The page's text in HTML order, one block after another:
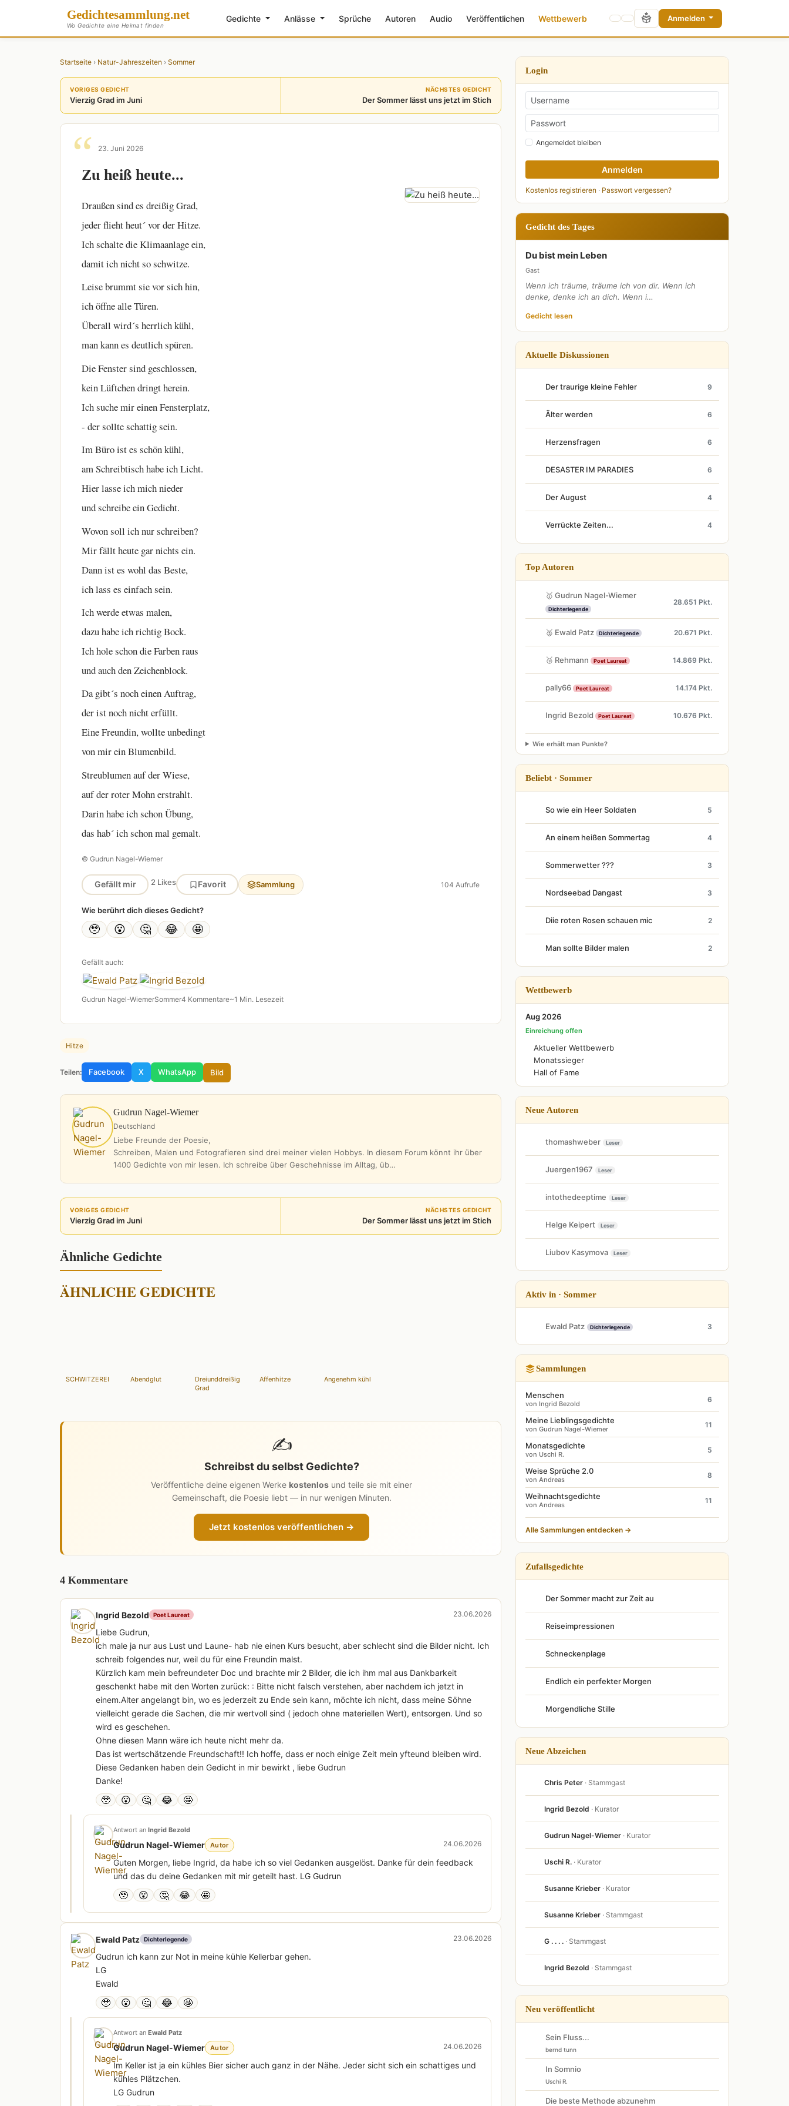
Gedichtesammlung.net
Wo Gedichte eine Heimat finden
Gedichte Anlässe Sprüche Autoren Audio Veröffentlichen Wettbewerb Anmelden
Startseite › Natur-Jahreszeiten › Sommer
VORIGES GEDICHT
Vierzig Grad im Juni
NÄCHSTES GEDICHT
Der Sommer lässt uns jetzt im Stich
23. Juni 2026
Zu heiß heute...
Draußen sind es dreißig Grad,
jeder flieht heut´ vor der Hitze.
Ich schalte die Klimaanlage ein,
damit ich nicht so schwitze.
Leise brummt sie vor sich hin,
ich öffne alle Türen.
Überall wird´s herrlich kühl,
man kann es deutlich spüren.
Die Fenster sind geschlossen,
kein Lüftchen dringt herein.
Ich suche mir einen Fensterplatz,
- der sollte schattig sein.
Im Büro ist es schön kühl,
am Schreibtisch habe ich Licht.
Hier lasse ich mich nieder
und schreibe ein Gedicht.
Wovon soll ich nur schreiben?
Mir fällt heute gar nichts ein.
Dann ist es wohl das Beste,
ich lass es einfach sein.
Ich werde etwas malen,
dazu habe ich richtig Bock.
Ich hole schon die Farben raus
und auch den Zeichenblock.
Da gibt´s noch einen Auftrag,
der ist noch nicht erfüllt.
Eine Freundin, wollte unbedingt
von mir ein Blumenbild.
Streublumen auf der Wiese,
auf der roter Mohn erstrahlt.
Darin habe ich schon Übung,
das hab´ ich schon mal gemalt.
© Gudrun Nagel-Wiemer
Gefällt mir 2 Likes Favorit Sammlung 104 Aufrufe
Wie berührt dich dieses Gedicht?
🥹 😮 🤔 😂 🤩
Gefällt auch:
Gudrun Nagel-WiemerSommer4 Kommentare~1 Min. Lesezeit
Hitze
Teilen: Facebook X WhatsApp Bild
Gudrun Nagel-Wiemer
Deutschland
Liebe Freunde der Poesie,
Schreiben, Malen und Fotografieren sind drei meiner vielen Hobbys. In diesem Forum könnt ihr über
1400 Gedichte von mir lesen. Ich schreibe über Geschehnisse im Alltag, üb…
VORIGES GEDICHT
Vierzig Grad im Juni
NÄCHSTES GEDICHT
Der Sommer lässt uns jetzt im Stich
Ähnliche Gedichte
ÄHNLICHE GEDICHTE
SCHWITZEREI Abendglut
Dreiunddreißig
Grad
Affenhitze Angenehm kühl
✍️
Schreibst du selbst Gedichte?
Veröffentliche deine eigenen Werke kostenlos und teile sie mit einer
Gemeinschaft, die Poesie liebt — in nur wenigen Minuten.
Jetzt kostenlos veröffentlichen →
4 Kommentare
Ingrid Bezold Poet Laureat 23.06.2026
Liebe Gudrun,
ich male ja nur aus Lust und Laune- hab nie einen Kurs besucht, aber schlecht sind die Bilder nicht. Ich
schreib folgendes nur, weil du für eine Freundin malst.
Kürzlich kam mein befreundeter Doc und brachte mir 2 Bilder, die ich ihm mal aus Dankbarkeit
geschenkt habe mit den Worten zurück: : Bitte nicht falsch verstehen, aber nachdem ich jetzt in
einem.Alter angelangt bin, wo es jederzeit zu Ende sein kann, möchte ich nicht, dass meine Söhne
vielleicht gerade die Sachen, die mir wertvoll sind ( jedoch ohne materiellen Wert), entsorgen. Und so
wird es geschehen.
Ohne diesen Mann wäre ich heute nicht mehr da.
Das ist wertschätzende Freundschaft!! Ich hoffe, dass er noch einige Zeit mein yfteund bleiben wird.
Diese Gedanken haben dein Gedicht in mir bewirkt , liebe Gudrun
Danke!
🥹 😮 🤔 😂 🤩
Antwort an Ingrid Bezold
Gudrun Nagel-Wiemer Autor 24.06.2026
Guten Morgen, liebe Ingrid, da habe ich so viel Gedanken ausgelöst. Danke für dein feedback
und das du deine Gedanken mit mir geteilt hast. LG Gudrun
🥹 😮 🤔 😂 🤩
Ewald Patz Dichterlegende 23.06.2026
Gudrun ich kann zur Not in meine kühle Kellerbar gehen.
LG
Ewald
🥹 😮 🤔 😂 🤩
Antwort an Ewald Patz
Gudrun Nagel-Wiemer Autor 24.06.2026
Im Keller ist ja ein kühles Bier sicher auch ganz in der Nähe. Jeder sicht sich ein schattiges und
kühles Plätzchen.
LG Gudrun
Login
Angemeldet bleiben
Anmelden
Kostenlos registrieren · Passwort vergessen?
Gedicht des Tages
Du bist mein Leben
Gast
Wenn ich träume, träume ich von dir. Wenn ich
denke, denke ich an dich. Wenn i…
Gedicht lesen
Aktuelle Diskussionen
Der traurige kleine Fehler 9
Älter werden 6
Herzensfragen 6
DESASTER IM PARADIES 6
Der August 4
Verrückte Zeiten... 4
Top Autoren
🥇 Gudrun Nagel-Wiemer
Dichterlegende
28.651 Pkt.
🥈 Ewald Patz Dichterlegende 20.671 Pkt.
🥉 Rehmann Poet Laureat 14.869 Pkt.
pally66 Poet Laureat 14.174 Pkt.
Ingrid Bezold Poet Laureat 10.676 Pkt.
Wie erhält man Punkte?
Beliebt · Sommer
So wie ein Heer Soldaten 5
An einem heißen Sommertag 4
Sommerwetter ??? 3
Nordseebad Dangast 3
Diie roten Rosen schauen mic 2
Man sollte Bilder malen 2
Wettbewerb
Aug 2026
Einreichung offen
Aktueller Wettbewerb
Monatssieger
Hall of Fame
Neue Autoren
thomashweber Leser
Juergen1967 Leser
intothedeeptime Leser
Helge Keipert Leser
Liubov Kasymova Leser
Aktiv in · Sommer
Ewald Patz Dichterlegende 3
Sammlungen
Menschen
von Ingrid Bezold
6
Meine Lieblingsgedichte
von Gudrun Nagel-Wiemer
11
Monatsgedichte
von Uschi R.
5
Weise Sprüche 2.0
von Andreas
8
Weihnachtsgedichte
von Andreas
11
Alle Sammlungen entdecken →
Zufallsgedichte
Der Sommer macht zur Zeit au
Reiseimpressionen
Schneckenplage
Endlich ein perfekter Morgen
Morgendliche Stille
Neue Abzeichen
Chris Peter · Stammgast
Ingrid Bezold · Kurator
Gudrun Nagel-Wiemer · Kurator
Uschi R. · Kurator
Susanne Krieber · Kurator
Susanne Krieber · Stammgast
G . . . . · Stammgast
Ingrid Bezold · Stammgast
Neu veröffentlicht
Sein Fluss...
bernd tunn
In Somnio
Uschi R.
Die beste Methode abzunehm